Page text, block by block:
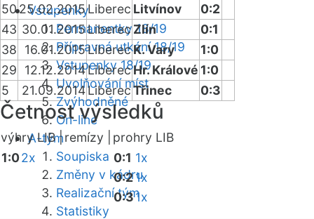
Vstupenky
Permanentky 18/19
Přípravná utkání 18/19
Vstupenky 18/19
Uvolňování míst
Zvýhodněné
On-line
A-tým
Soupiska
Změny v kádru
Realizační tým
Statistiky
5025.02.2015Liberec Litvínov
0:2
43 30.01.2015LiberecZlín
0:1
38
16.01.2015LiberecK. Vary
1:0
29
12.12.2014LiberecHr. Králové 1:0
5
21.09.2014LiberecTřinec 0:3
Četnost výsledků
výhry LIB |remízy |
prohry LIB
1:02x 0:1 1x
0:21x
0:31x